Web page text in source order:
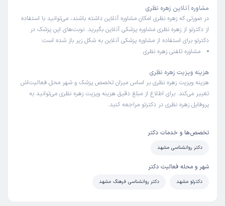
مشاوره آنلاین زهره نظری
در صورتی که زهره نظری امکان مشاوره آنلاین داشته باشند، می‌توانید با استفاده
از دکترتو از زهره نظری مشاوره پزشکی آنلاین بگیرید. نوبت‌های این پزشک در
دکترتو برای استفاده از مشاوره پزشکی آنلاین به شکل زیر باز شده است:
مشاوره تلفنی زهره نظری
هزینه ویزیت زهره نظری
هزینه ویزیت زهره نظری بر اساس میزان تخصص پزشک و شهر محل فعالیت‌اش
تغییر می‌کند. برای اطلاع از مبلغ دقیق هزینه ویزیت زهره نظری می‌توانید به
پروفایل زهره نظری در دکترتو مراجعه کنید.
تخصص‌ها و خدمات دکتر
دکتر روانشناسی مشهد
شهر و محله فعالیت دکتر
دکترتو مشهد دکتر روانشناسی فرهنگ مشهد